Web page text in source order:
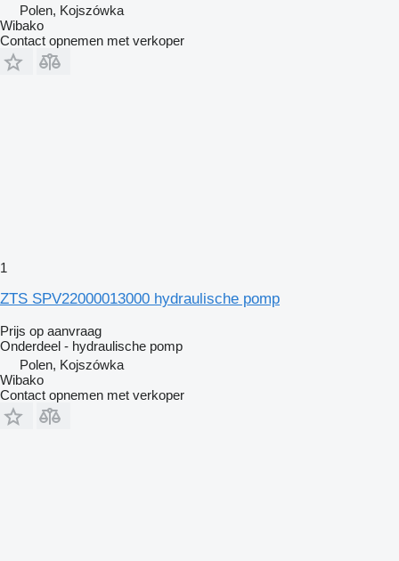
Polen, Kojszówka
Wibako
Contact opnemen met verkoper
1
ZTS SPV22000013000 hydraulische pomp
Prijs op aanvraag
Onderdeel - hydraulische pomp
Polen, Kojszówka
Wibako
Contact opnemen met verkoper